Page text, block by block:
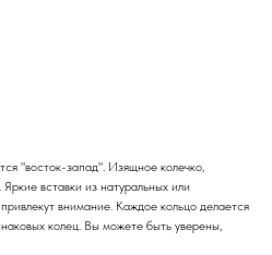
"восток-запад". Изящное колечко,
вставки из натуральных или
внимание. Каждое кольцо делается
колец. Вы можете быть уверены,